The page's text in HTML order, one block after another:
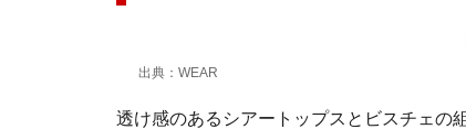
出典：WEAR
透け感のあるシアートップスとビスチェの